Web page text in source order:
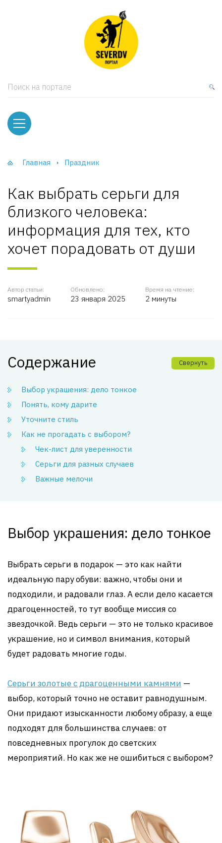
Поиск на портале
Главная Праздник
Как выбрать серьги для
близкого человека:
информация для тех, кто
хочет порадовать от души
Автор статьи:
smartyadmin
Обновлено:
23 января 2025
Время на чтение:
2 минуты
Содержание Свернуть
Выбор украшения: дело тонкое
Понять, кому дарите
Уточните стиль
Как не прогадать с выбором?
Чек-лист для уверенности
Серьги для разных случаев
Важные мелочи
Выбор украшения: дело тонкое
Выбрать серьги в подарок — это как найти
идеальную пару обуви: важно, чтобы они и
подходили, и радовали глаз. А если дело касается
драгоценностей, то тут вообще миссия со
звездочкой. Ведь серьги — это не только красивое
украшение, но и символ внимания, который
будет радовать многие годы.
Серьги золотые с драгоценными камнями —
выбор, который точно не оставит равнодушным.
Они придают изысканности любому образу, а еще
подходят для большинства случаев: от
повседневных прогулок до светских
мероприятий. Но как же не ошибиться с выбором?
и тумбы
и Шкафы-Купе